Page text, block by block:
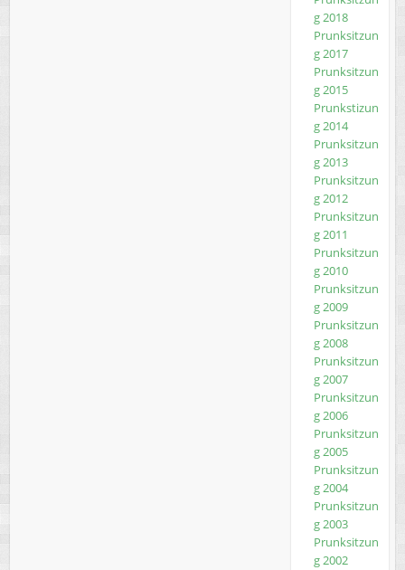
g 2018
Prunksitzun
g 2017
Prunksitzun
g 2015
Prunkstizun
g 2014
Prunksitzun
g 2013
Prunksitzun
g 2012
Prunksitzun
g 2011
Prunksitzun
g 2010
Prunksitzun
g 2009
Prunksitzun
g 2008
Prunksitzun
g 2007
Prunksitzun
g 2006
Prunksitzun
g 2005
Prunksitzun
g 2004
Prunksitzun
g 2003
Prunksitzun
g 2002